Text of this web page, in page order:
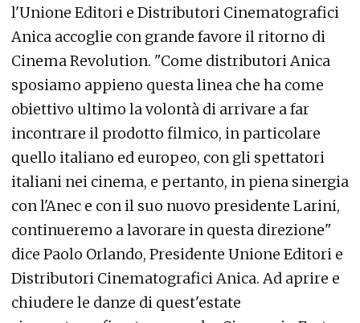
l'Unione Editori e Distributori Cinematografici
Anica accoglie con grande favore il ritorno di
Cinema Revolution. "Come distributori Anica
sposiamo appieno questa linea che ha come
obiettivo ultimo la volontà di arrivare a far
incontrare il prodotto filmico, in particolare
quello italiano ed europeo, con gli spettatori
italiani nei cinema, e pertanto, in piena sinergia
con l'Anec e con il suo nuovo presidente Larini,
continueremo a lavorare in questa direzione"
dice Paolo Orlando, Presidente Unione Editori e
Distributori Cinematografici Anica. Ad aprire e
chiudere le danze di quest'estate